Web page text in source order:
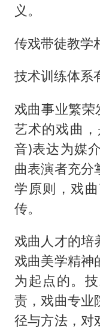
义。
传戏带徒教学
技术训练体系
戏曲事业繁荣
艺术的戏曲
音)表达为媒
曲表演者充分
学原则，戏
传。
戏曲人才的培
戏曲美学精神
为起点的。
责，戏曲专业
径与方法，对